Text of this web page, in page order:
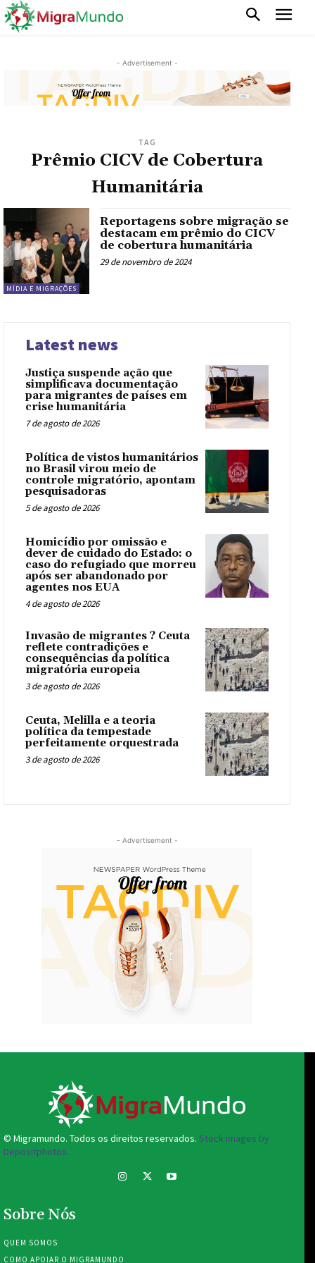
- Advertisement -
TAG
Prêmio CICV de Cobertura
Humanitária
MÍDIA E MIGRAÇÕES
Reportagens sobre migração se
destacam em prêmio do CICV
de cobertura humanitária
29 de novembro de 2024
Latest news
Justiça suspende ação que
simplificava documentação
para migrantes de países em
crise humanitária
7 de agosto de 2026
Política de vistos humanitários
no Brasil virou meio de
controle migratório, apontam
pesquisadoras
5 de agosto de 2026
Homicídio por omissão e
dever de cuidado do Estado: o
caso do refugiado que morreu
após ser abandonado por
agentes nos EUA
4 de agosto de 2026
Invasão de migrantes ? Ceuta
reflete contradições e
consequências da política
migratória europeia
3 de agosto de 2026
Ceuta, Melilla e a teoria
política da tempestade
perfeitamente orquestrada
3 de agosto de 2026
- Advertisement -
© Migramundo. Todos os direitos reservados. Stock images by
Depositphotos.
Sobre Nós
QUEM SOMOS
COMO APOIAR O MIGRAMUNDO